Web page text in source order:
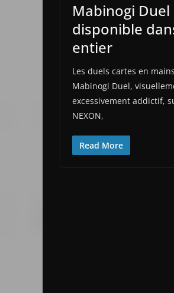
Mabinogi Duel
disponible
entier
Les duels cartes en
Mabinogi Duel,
excessivement addictif,
NEXON,
Read More